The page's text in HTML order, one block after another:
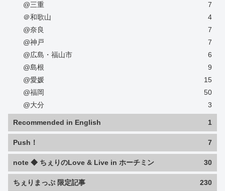
@三重
7
＠和歌山
4
@奈良
7
@神戸
7
@広島・福山市
6
@島根
9
@愛媛
15
@福岡
50
@大分
3
Recommended in English 1
Push！ 7
note ◆ ちぇりのLove & Live in ホーチミン 30
ちぇりまっぷ 限定記事 230